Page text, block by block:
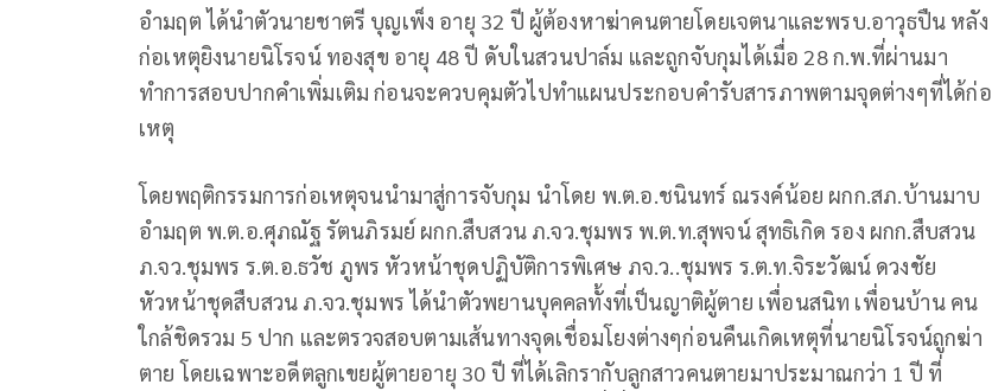
อำมฤต ได้นำตัวนายชาตรี บุญเพ็ง อายุ 32 ปี ผู้ต้องหาฆ่าคนตายโดยเจตนาและพรบ.อาวุธปืน หลัง
ก่อเหตุยิงนายนิโรจน์ ทองสุข อายุ 48 ปี ดับในสวนปาล์ม และถูกจับกุมได้เมื่อ 28 ก.พ.ที่ผ่านมา
ทำการสอบปากคำเพิ่มเติม ก่อนจะควบคุมตัวไปทำแผนประกอบคำรับสารภาพตามจุดต่างๆที่ได้ก่อ
เหตุ
โดยพฤติกรรมการก่อเหตุจนนำมาสู่การจับกุม นำโดย พ.ต.อ.ชนินทร์ ณรงค์น้อย ผกก.สภ.บ้านมาบ
อำมฤต พ.ต.อ.ศุภณัฐ รัตนภิรมย์ ผกก.สืบสวน ภ.จว.ชุมพร พ.ต.ท.สุพจน์ สุทธิเกิด รอง ผกก.สืบสวน
ภ.จว.ชุมพร ร.ต.อ.ธวัช ภูพร หัวหน้าชุดปฏิบัติการพิเศษ ภจ.ว..ชุมพร ร.ต.ท.จิระวัฒน์ ดวงชัย
หัวหน้าชุดสืบสวน ภ.จว.ชุมพร ได้นำตัวพยานบุคคลทั้งที่เป็นญาติผู้ตาย เพื่อนสนิท เพื่อนบ้าน คน
ใกล้ชิดรวม 5 ปาก และตรวจสอบตามเส้นทางจุดเชื่อมโยงต่างๆก่อนคืนเกิดเหตุที่นายนิโรจน์ถูกฆ่า
ตาย โดยเฉพาะอดีตลูกเขยผู้ตายอายุ 30 ปี ที่ได้เลิกรากับลูกสาวคนตายมาประมาณกว่า 1 ปี ที่